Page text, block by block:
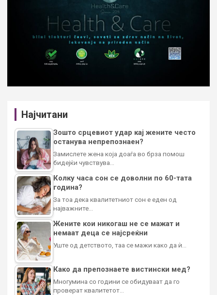
Најчитани
Зошто срцевиот удар кај жените често
останува непрепознаен?
Замислете жена која доаѓа во брза помош
бидејќи чувствува…
Колку часа сон се доволни по 60-тата
година?
За тоа дека квалитетниот сон е еден од
најважните…
Жените кои никогаш не се мажат и
немаат деца се најсреќни
Уште од детството, таа се мажи како да ѝ…
Како да препознаете вистински мед?
Многумина со години се обидуваат да го
проверат квалитетот…